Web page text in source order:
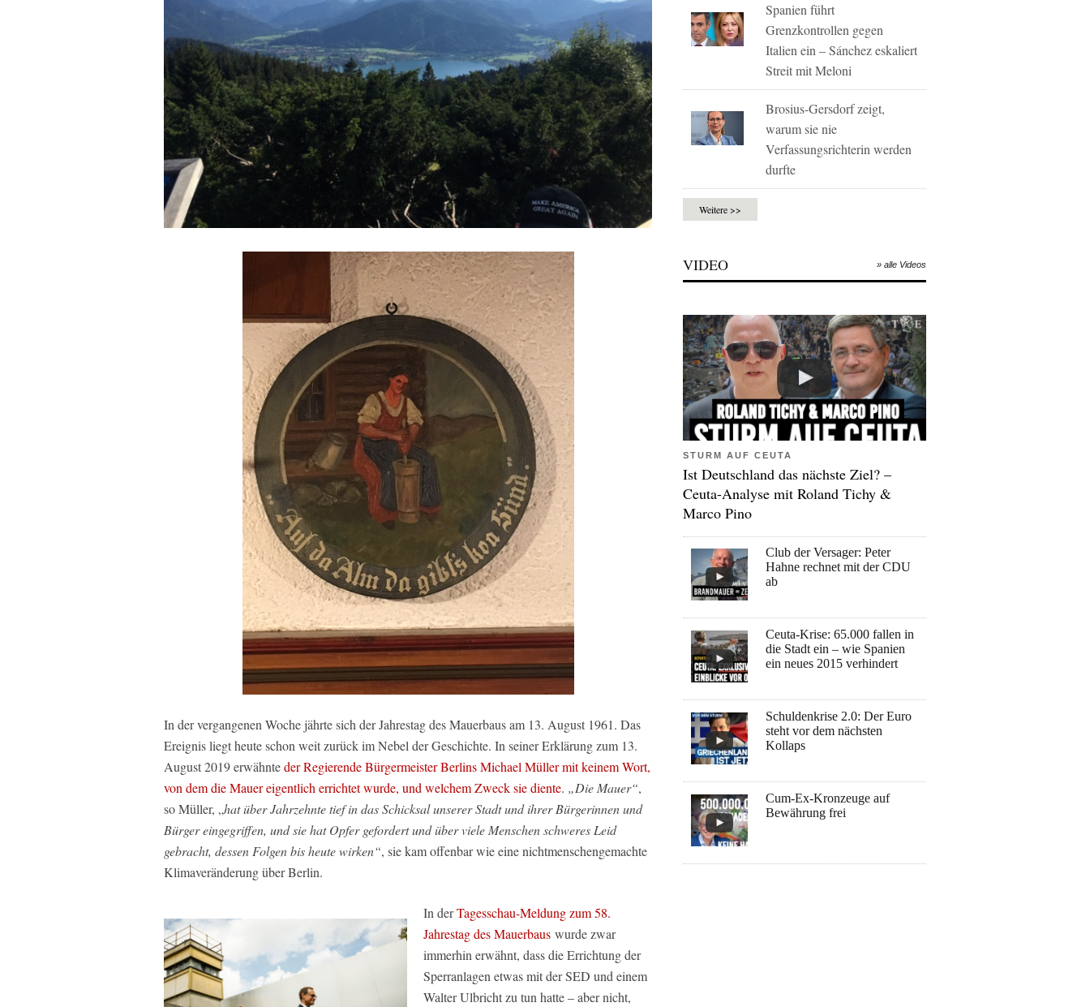
In der vergangenen Woche jährte sich der Jahrestag des Mauerbaus am 13. August 1961. Das
Ereignis liegt heute schon weit zurück im Nebel der Geschichte. In seiner Erklärung zum 13.
August 2019 erwähnteder Regierende Bürgermeister Berlins Michael Müller mit keinem Wort,
von dem die Mauer eigentlich errichtet wurde, und welchem Zweck sie diente. „Die Mauer“,
so Müller, „hat über Jahrzehnte tief in das Schicksal unserer Stadt und ihrer Bürgerinnen und
Bürger eingegriffen, und sie hat Opfer gefordert und über viele Menschen schweres Leid
gebracht, dessen Folgen bis heute wirken“, sie kam offenbar wie eine nichtmenschengemachte
Klimaveränderung über Berlin.
In derTagesschau-Meldung zum 58.
Jahrestag des Mauerbaus wurde zwar
immerhin erwähnt, dass die Errichtung der
Sperranlagen etwas mit der SED und einem
Walter Ulbricht zu tun hatte – aber nicht,
Spanien führt
Grenzkontrollen gegen
Italien ein – Sánchez eskaliert
Streit mit Meloni
Brosius-Gersdorf zeigt,
warum sie nie
Verfassungsrichterin werden
durfte
Weitere >>
VIDEO » alle Videos
STURM AUF CEUTA
Ist Deutschland das nächste Ziel? –
Ceuta-Analyse mit Roland Tichy &
Marco Pino
Club der Versager: Peter
Hahne rechnet mit der CDU
ab
Ceuta-Krise: 65.000 fallen in
die Stadt ein – wie Spanien
ein neues 2015 verhindert
Schuldenkrise 2.0: Der Euro
steht vor dem nächsten
Kollaps
Cum-Ex-Kronzeuge auf
Bewährung frei